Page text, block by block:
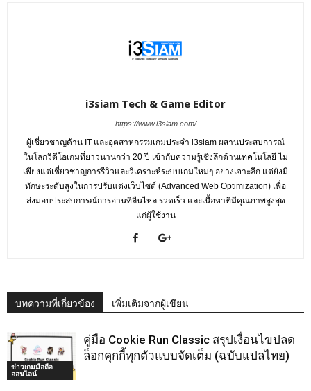
i3siam Tech & Game Editor
https://www.i3siam.com/
ผู้เชี่ยวชาญด้าน IT และอุตสาหกรรมเกมประจำ i3siam ผสานประสบการณ์
ในโลกวิดีโอเกมที่ยาวนานกว่า 20 ปี เข้ากับความรู้เชิงลึกด้านเทคโนโลยี ไม่
เพียงแต่เชี่ยวชาญการรีวิวและวิเคราะห์ระบบเกมใหม่ๆ อย่างเจาะลึก แต่ยังมี
ทักษะระดับสูงในการปรับแต่งเว็บไซต์ (Advanced Web Optimization) เพื่อ
ส่งมอบประสบการณ์การอ่านที่ลื่นไหล รวดเร็ว และเนื้อหาที่มีคุณภาพสูงสุด
แก่ผู้ใช้งาน
บทความที่เกี่ยวข้อง เพิ่มเติมจากผู้เขียน
ข่าวเกมมือถือ
ออนไลน์
คู่มือ Cookie Run Classic สรุปเงื่อนไขปลด
ล็อกคุกกี้ทุกตัวแบบจัดเต็ม (ฉบับแปลไทย)